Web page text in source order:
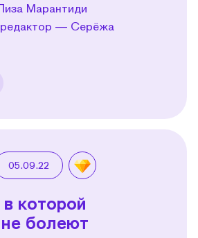
Марантиди
— Серёжа
05.09.22
которой
болеют